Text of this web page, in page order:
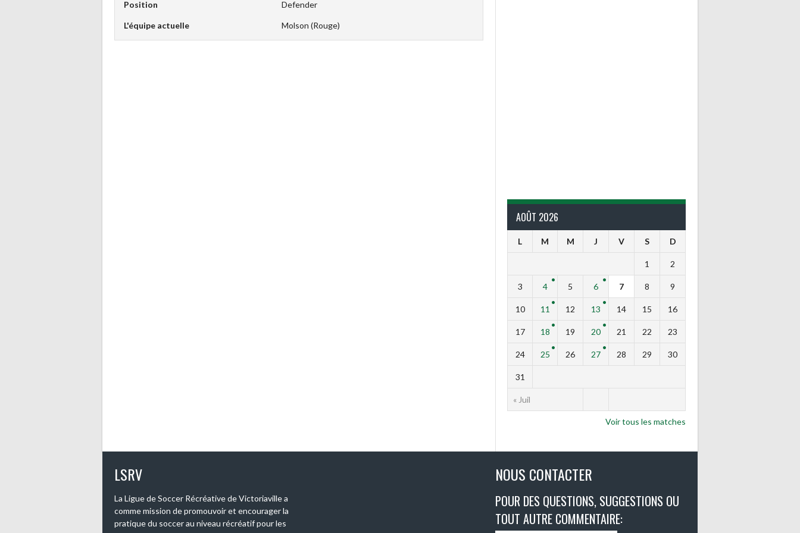
Position Defender
L'équipe actuelle Molson (Rouge)
AOÛT 2026
L M M J V S D
« Juil
1 2
3 4 5 6 7 8 9
10 11 12 13 14 15 16
17 18 19 20 21 22 23
24 25 26 27 28 29 30
31
Voir tous les matches
LSRV
La Ligue de Soccer Récréative de Victoriaville a
comme mission de promouvoir et encourager la
pratique du soccer au niveau récréatif pour les
NOUS CONTACTER
POUR DES QUESTIONS, SUGGESTIONS OU
TOUT AUTRE COMMENTAIRE: